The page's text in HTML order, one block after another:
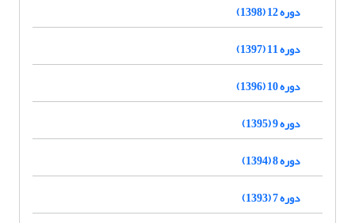
دوره 12 (1398)
دوره 11 (1397)
دوره 10 (1396)
دوره 9 (1395)
دوره 8 (1394)
دوره 7 (1393)